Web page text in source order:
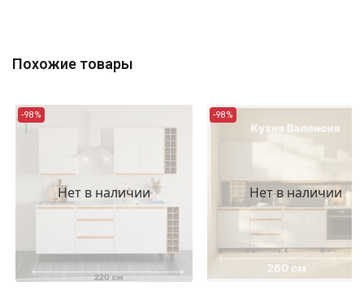
Похожие товары
Нет в наличии
-98%
Нет в наличии
-98%